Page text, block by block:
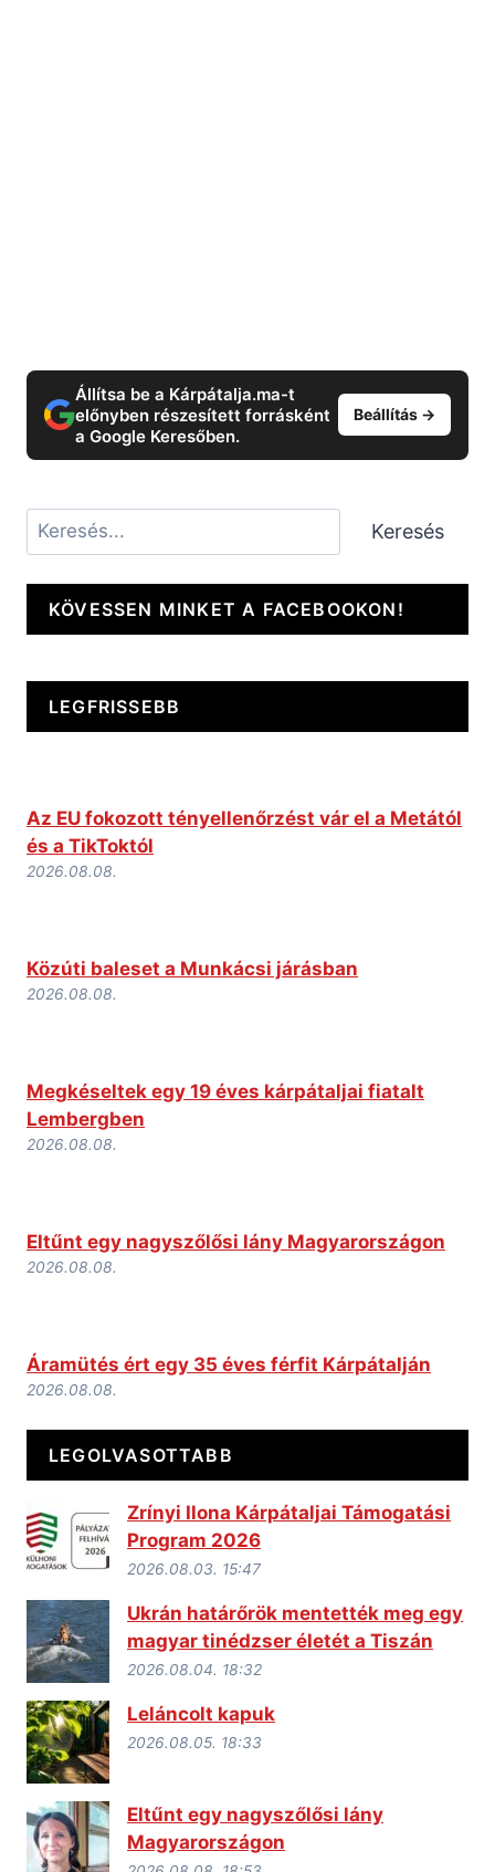
LEGFRISSEBB
Az EU fokozott tényellenőrzést vár el a Metától
és a TikToktól
Lembergben
2026.08.08.
2026.08.08.
2026.08.08.
LEGOLVASOTTABB
Program 2026
2026.08.04. 18:32
Eltűnt egy nagyszőlősi lány
Magyarországon
2026.08.08. 18:53
Nyugdíj munkakönyv nélkül: így
igazolható a munkaviszony
Ukrajnában
2026.08.04. 20:34